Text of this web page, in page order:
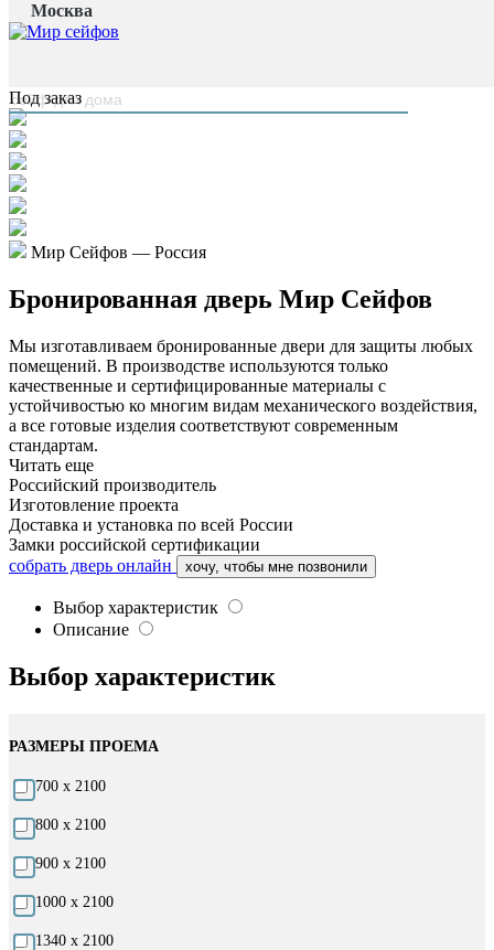
Москва
Главная страница
Бронированные двери
Под заказ
Мир Сейфов — Россия
Бронированная дверь Мир Сейфов
Мы изготавливаем бронированные двери для защиты любых
помещений. В производстве используются только
качественные и сертифицированные материалы с
устойчивостью ко многим видам механического воздействия,
а все готовые изделия соответствуют современным
стандартам.
Читать еще
Российский производитель
Изготовление проекта
Доставка и установка по всей России
Замки российской сертификации
собрать дверь онлайн
хочу, чтобы мне позвонили
Выбор характеристик
Описание
Выбор характеристик
РАЗМЕРЫ ПРОЕМА
700 х 2100
800 х 2100
900 х 2100
1000 х 2100
1340 х 2100